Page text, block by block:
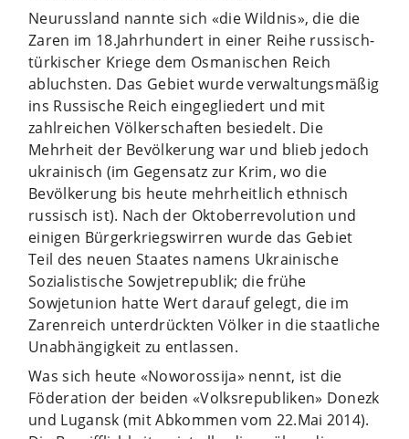
Neurussland nannte sich «die Wildnis», die die
Zaren im 18.Jahrhundert in einer Reihe russisch-
türkischer Kriege dem Osmanischen Reich
abluchsten. Das Gebiet wurde verwaltungsmäßig
ins Russische Reich eingegliedert und mit
zahlreichen Völkerschaften besiedelt. Die
Mehrheit der Bevölkerung war und blieb jedoch
ukrainisch (im Gegensatz zur Krim, wo die
Bevölkerung bis heute mehrheitlich ethnisch
russisch ist). Nach der Oktoberrevolution und
einigen Bürgerkriegswirren wurde das Gebiet
Teil des neuen Staates namens Ukrainische
Sozialistische Sowjetrepublik; die frühe
Sowjetunion hatte Wert darauf gelegt, die im
Zarenreich unterdrückten Völker in die staatliche
Unabhängigkeit zu entlassen.
Was sich heute «Noworossija» nennt, ist die
Föderation der beiden «Volksrepubliken» Donezk
und Lugansk (mit Abkommen vom 22.Mai 2014).